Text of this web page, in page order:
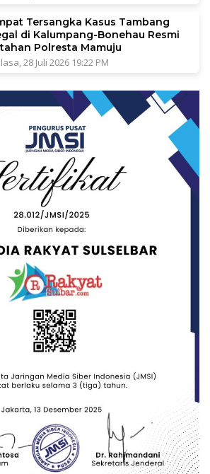
Tersangka Kasus Tambang
di Kalumpang-Bonehau Resmi
Polresta Mamuju
28 Juli 2026 19:22 PM